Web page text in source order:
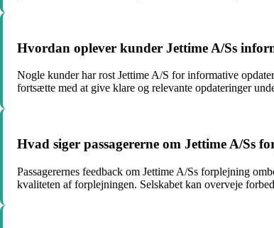
Hvordan oplever kunder Jettime A/Ss
Nogle kunder har rost Jettime A/S for informative
fortsætte med at give klare og relevante opdateringer
Hvad siger passagererne om Jettime A/Ss
Passagerernes feedback om Jettime A/Ss forplejning
kvaliteten af forplejningen. Selskabet kan overveje